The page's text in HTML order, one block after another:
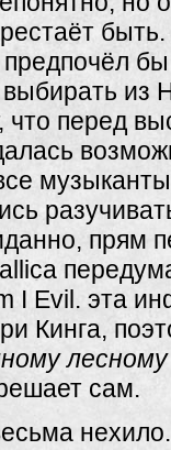
из
что перед
прям
I Evil. эта
Кинга,
сам.